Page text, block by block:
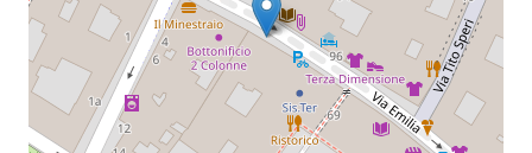
Chiedi al
bibliotecario
Avvisi